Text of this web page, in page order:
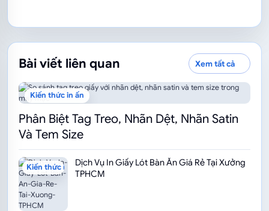
Bài viết liên quan Xem tất cả
Kiến thức in ấn
Phân Biệt Tag Treo, Nhãn Dệt, Nhãn Satin
Và Tem Size
Kiến thức in ấnDịch Vụ In Giấy Lót Bàn Ăn Giá Rẻ Tại Xưởng
TPHCM